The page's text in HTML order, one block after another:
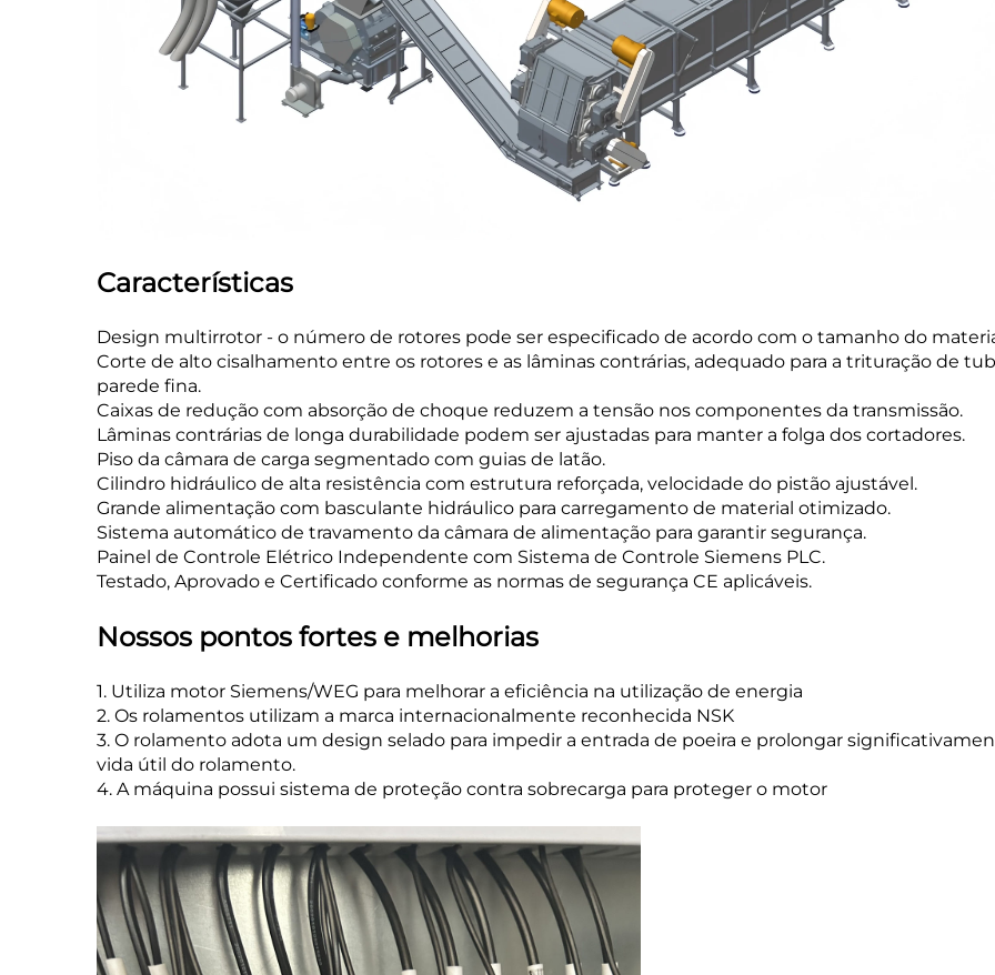
Características
Design multirrotor - o número de rotores pode ser especificado de acordo com o tamanho do
Corte de alto cisalhamento entre os rotores e as lâminas contrárias, adequado para a trituração de
parede fina.
Caixas de redução com absorção de choque reduzem a tensão nos componentes da transmissão.
Lâminas contrárias de longa durabilidade podem ser ajustadas para manter a folga dos cortadores.
Piso da câmara de carga segmentado com guias de latão.
Cilindro hidráulico de alta resistência com estrutura reforçada, velocidade do pistão ajustável.
Grande alimentação com basculante hidráulico para carregamento de material otimizado.
Sistema automático de travamento da câmara de alimentação para garantir segurança.
Painel de Controle Elétrico Independente com Sistema de Controle Siemens PLC.
Testado, Aprovado e Certificado conforme as normas de segurança CE aplicáveis.
Nossos pontos fortes e melhorias
1. Utiliza motor Siemens/WEG para melhorar a eficiência na utilização de energia
2. Os rolamentos utilizam a marca internacionalmente reconhecida NSK
3. O rolamento adota um design selado para impedir a entrada de poeira e prolongar
vida útil do rolamento.
4. A máquina possui sistema de proteção contra sobrecarga para proteger o motor